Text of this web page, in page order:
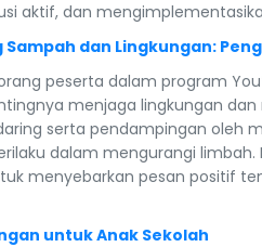
aktif, dan
dan Lingkungan:
peserta dalam program
menjaga lingkungan
serta pendampingan
dalam mengurangi
menyebarkan pesan positif
untuk Anak Sekolah